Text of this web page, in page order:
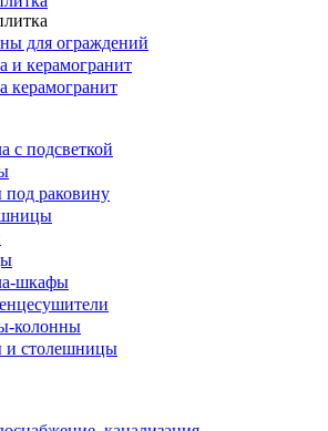
для ограждений
и керамогранит
керамогранит
с подсветкой
раковину
шкафы
колонны
и столешницы